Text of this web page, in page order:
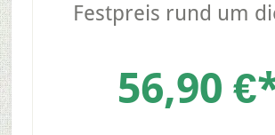
Festpreis rund um
56,90